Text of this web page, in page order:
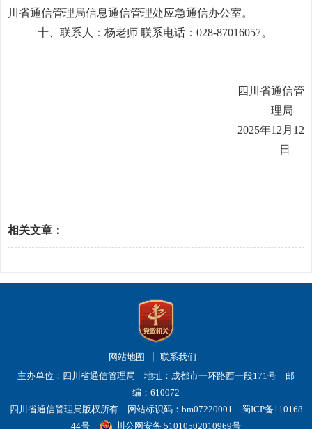
川省通信管理局信息通信管理处应急通信办公室。
十
联系人：杨老师 联系电话： 028-87016057。
四川省通信管
理局
2025年12 月 12
日
相关文章：
网站地图
联系我们
主办单位：四川省通信管理局 地址：成都市一环路西一段171号 邮
编：610072
四川省通信管理局版权所有 网站标识码：bm07220001 蜀ICP备110168
44号
川公网安备 51010502010969号